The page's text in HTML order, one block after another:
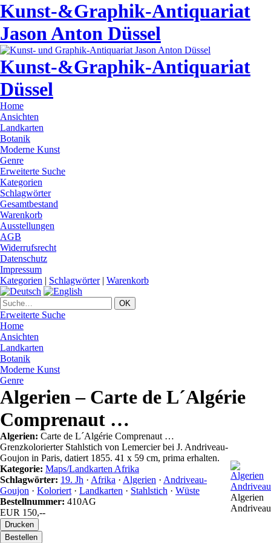
Kunst-&Graphik-Antiquariat
Jason Anton Düssel
Kunst-&Graphik-Antiquariat
Düssel
Home
Ansichten
Landkarten
Botanik
Moderne Kunst
Genre
Erweiterte Suche
Kategorien
Schlagwörter
Gesamtbestand
Warenkorb
Ausstellungen
AGB
Widerrufsrecht
Datenschutz
Impressum
Kategorien | Schlagwörter| Warenkorb
Erweiterte Suche
Home
Ansichten
Landkarten
Botanik
Moderne Kunst
Genre
Algerien – Carte de L´Algérie
Comprenaut …
Algerien: Carte de L´Algérie Comprenaut …
Grenzkolorierter Stahlstich von Lemercier bei J. Andriveau-
Goujon in Paris, datiert 1855. 41 x 59 cm, prima erhalten.
Kategorie: Maps/Landkarten Afrika
Schlagwörter: 19. Jh · Afrika · Algerien · Andriveau-
Goujon · Koloriert · Landkarten · Stahlstich · Wüste
Bestellnummer: 410AG
EUR 150,--
Algerien
Andriveau